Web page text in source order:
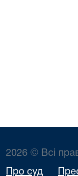
2026 © Всі
Про суд